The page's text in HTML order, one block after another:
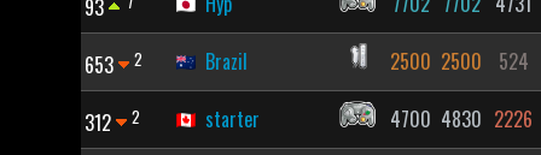
93
653 2 Brazil 2500 2500 524
312 2 starter 4700 4830 2226